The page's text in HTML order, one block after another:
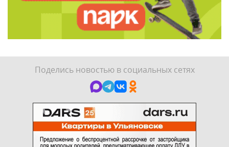
Поделись новостью в социальных сетях